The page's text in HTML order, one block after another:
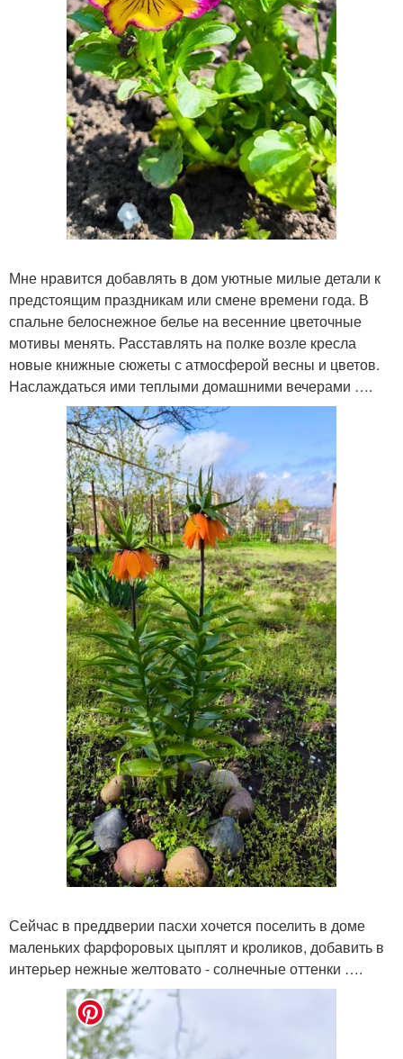
Мне нравится добавлять в дом уютные милые детали к
предстоящим праздникам или смене времени года. В
спальне белоснежное белье на весенние цветочные
мотивы менять. Расставлять на полке возле кресла
новые книжные сюжеты с атмосферой весны и цветов.
Наслаждаться ими теплыми домашними вечерами ….
Сейчас в преддверии пасхи хочется поселить в доме
маленьких фарфоровых цыплят и кроликов, добавить в
интерьер нежные желтовато - солнечные оттенки ….